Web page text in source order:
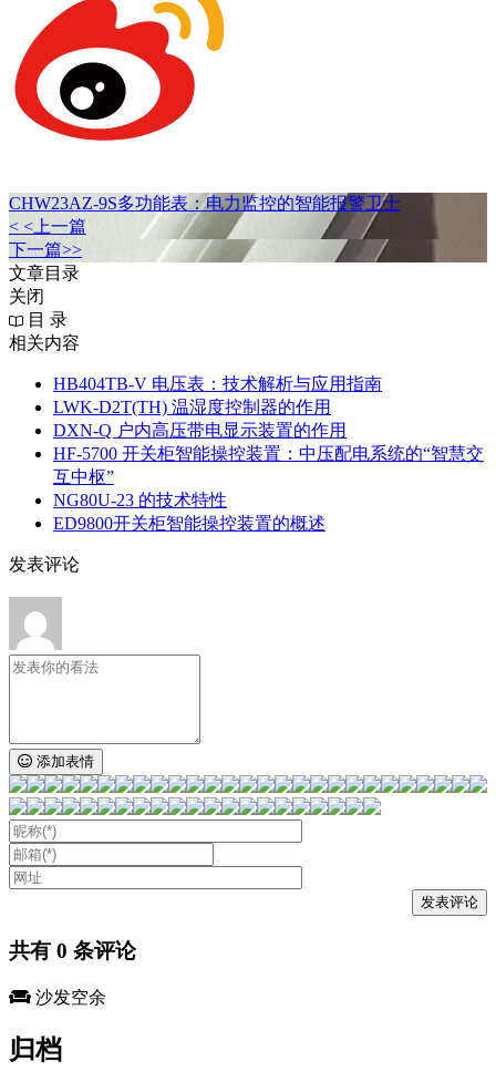
CHW23AZ-9S多功能表：电力监控的智能报警卫士
< <上一篇
下一篇>>
文章目录
关闭
目 录
相关内容
HB404TB-V 电压表：技术解析与应用指南
LWK‑D2T(TH) 温湿度控制器的作用
DXN‑Q 户内高压带电显示装置的作用
HF-5700 开关柜智能操控装置：中压配电系统的“智慧交
互中枢”
NG80U-23 的技术特性
ED9800开关柜智能操控装置的概述
发表评论
添加表情
共有 0 条评论
沙发空余
归档